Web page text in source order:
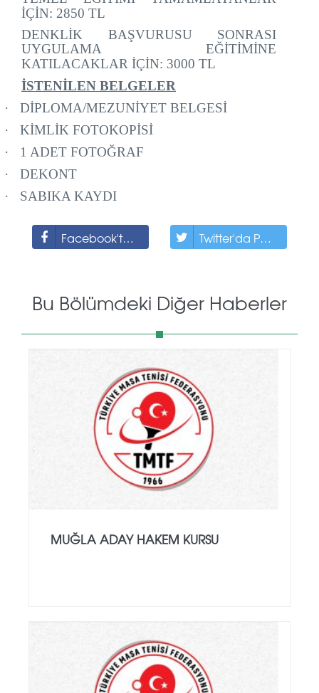
İÇİN: 2850 TL
DENKLİK BAŞVURUSU SONRASI
UYGULAMA EĞİTİMİNE
KATILACAKLAR İÇİN: 3000 TL
İSTENİLEN BELGELER
·
DİPLOMA/MEZUNİYET BELGESİ
·
KİMLİK FOTOKOPİSİ
·
1 ADET FOTOĞRAF
·
DEKONT
·
SABIKA KAYDI
Facebook'ta Paylaş Twitter'da Paylaş
Bu Bölümdeki Diğer Haberler
MUĞLA ADAY HAKEM KURSU